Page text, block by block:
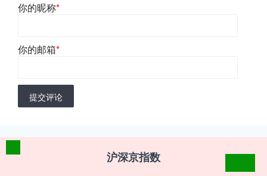
你的昵称*
你的邮箱*
提交评论
沪深京指数